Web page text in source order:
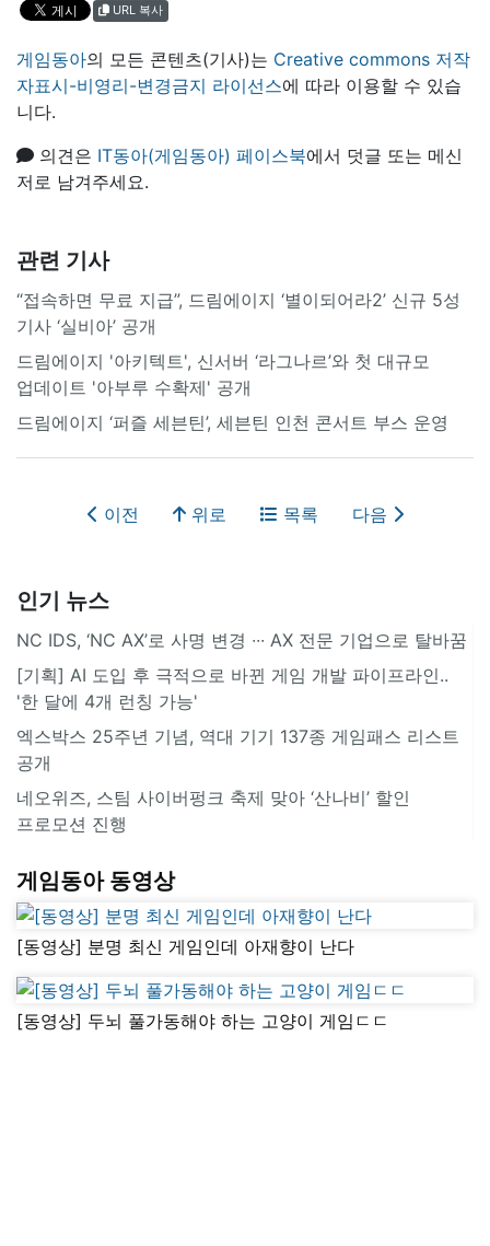
URL 복사
게임동아의 모든 콘텐츠(기사)는 Creative commons 저작
자표시-비영리-변경금지 라이선스에 따라 이용할 수 있습
니다.
의견은 IT동아(게임동아) 페이스북에서 덧글 또는 메신
저로 남겨주세요.
관련 기사
“접속하면 무료 지급”, 드림에이지 ‘별이되어라2’ 신규 5성
기사 ‘실비아’ 공개
드림에이지 '아키텍트', 신서버 ‘라그나르’와 첫 대규모
업데이트 '아부루 수확제' 공개
드림에이지 ‘퍼즐 세븐틴’, 세븐틴 인천 콘서트 부스 운영
이전 위로 목록 다음
인기 뉴스
NC IDS, ‘NC AX’로 사명 변경 ∙∙∙ AX 전문 기업으로 탈바꿈
[기획] AI 도입 후 극적으로 바뀐 게임 개발 파이프라인..
'한 달에 4개 런칭 가능'
엑스박스 25주년 기념, 역대 기기 137종 게임패스 리스트
공개
네오위즈, 스팀 사이버펑크 축제 맞아 ‘산나비’ 할인
프로모션 진행
게임동아 동영상
[동영상] 분명 최신 게임인데 아재향이 난다
[동영상] 두뇌 풀가동해야 하는 고양이 게임ㄷㄷ